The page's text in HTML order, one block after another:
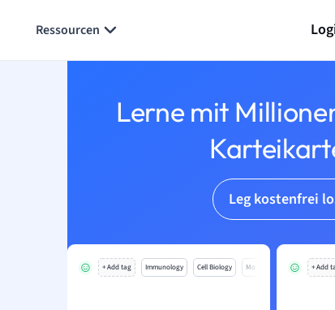
Ressourcen
Lerne mit
Leg kostenfrei
+ Add tag Immunology Cell Biology Mo + Add